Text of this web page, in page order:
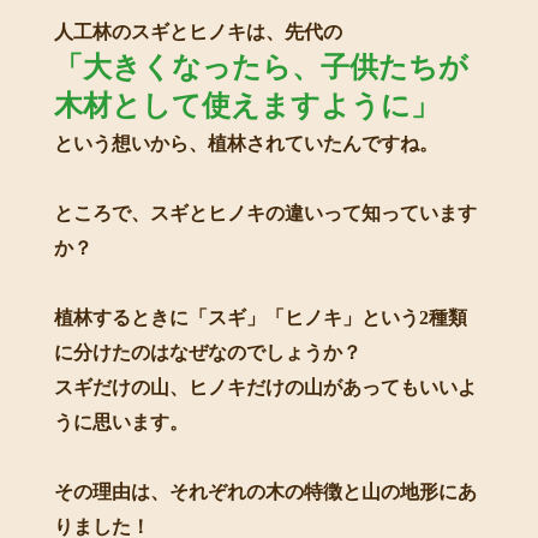
人工林のスギとヒノキは、先代の
「大きくなったら、子供たちが
木材として使えますように」
という想いから、植林されていたんですね。
ところで、スギとヒノキの違いって知っています
か？
植林するときに「スギ」「ヒノキ」という2種類
に分けたのはなぜなのでしょうか？
スギだけの山、ヒノキだけの山があってもいいよ
うに思います。
その理由は、それぞれの木の特徴と山の地形にあ
りました！